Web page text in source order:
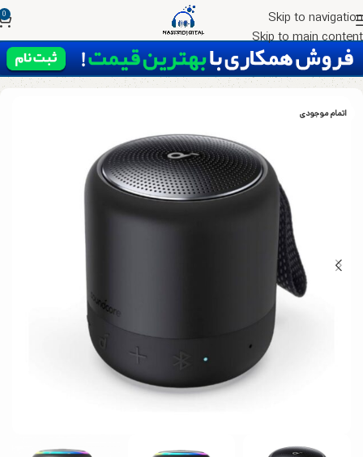
Skip to navigation
Skip to main content
0
خانه اسپیکر اسپیکر پرتابل
اتمام موجودی